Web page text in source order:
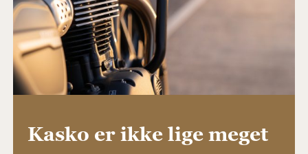
Kasko er ikke lige meget